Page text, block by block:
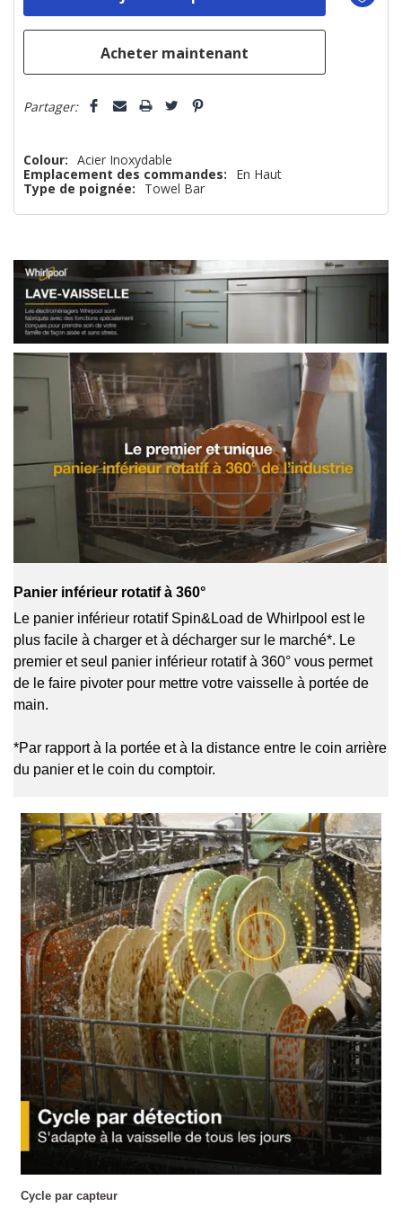
plus
Partager:
Colour: Acier Inoxydable
Emplacement des commandes:
En Haut
Type de poignée:
Towel Bar